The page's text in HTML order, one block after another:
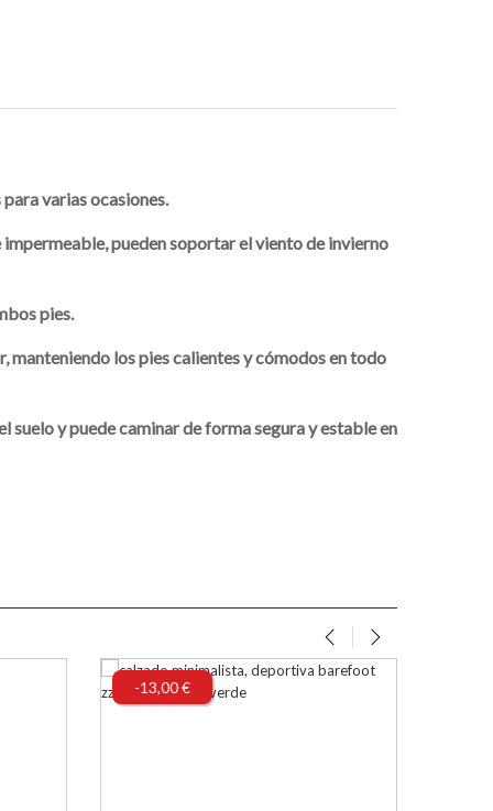
varias ocasiones.
pueden soportar el viento de invierno
pies.
manteniendo los pies calientes y cómodos en todo
y puede caminar de forma segura y estable en
-13,00 € ‹ ›